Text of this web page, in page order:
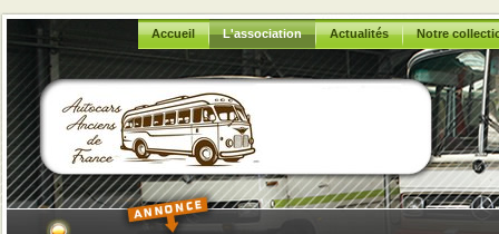
Accueil L'association Actualités Notre